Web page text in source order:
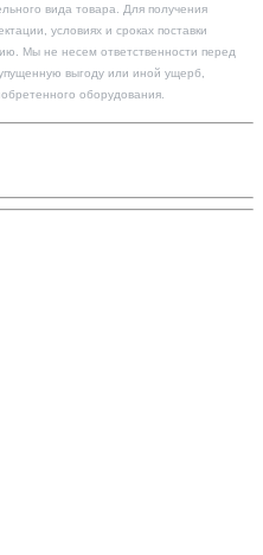
вида товара. Для получения
условиях и сроках поставки
Мы не несем ответственности перед
выгоду или иной ущерб,
оборудования.